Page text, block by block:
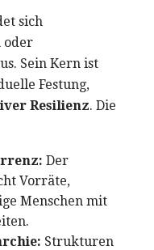
sich
oder
Sein Kern ist
Festung,
Resilienz. Die
Der
Vorräte,
Menschen mit
Strukturen